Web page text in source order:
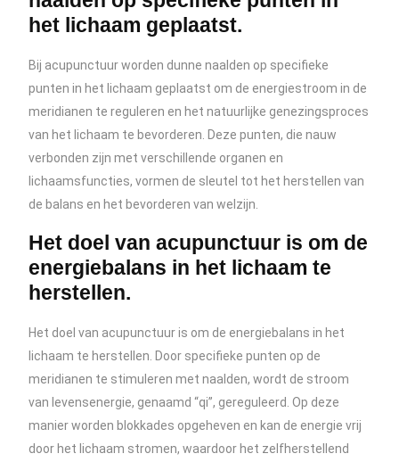
het lichaam geplaatst.
Bij acupunctuur worden dunne naalden op specifieke
punten in het lichaam geplaatst om de energiestroom in de
meridianen te reguleren en het natuurlijke genezingsproces
van het lichaam te bevorderen. Deze punten, die nauw
verbonden zijn met verschillende organen en
lichaamsfuncties, vormen de sleutel tot het herstellen van
de balans en het bevorderen van welzijn.
Het doel van acupunctuur is om de
energiebalans in het lichaam te
herstellen.
Het doel van acupunctuur is om de energiebalans in het
lichaam te herstellen. Door specifieke punten op de
meridianen te stimuleren met naalden, wordt de stroom
van levensenergie, genaamd “qi”, gereguleerd. Op deze
manier worden blokkades opgeheven en kan de energie vrij
door het lichaam stromen, waardoor het zelfherstellend